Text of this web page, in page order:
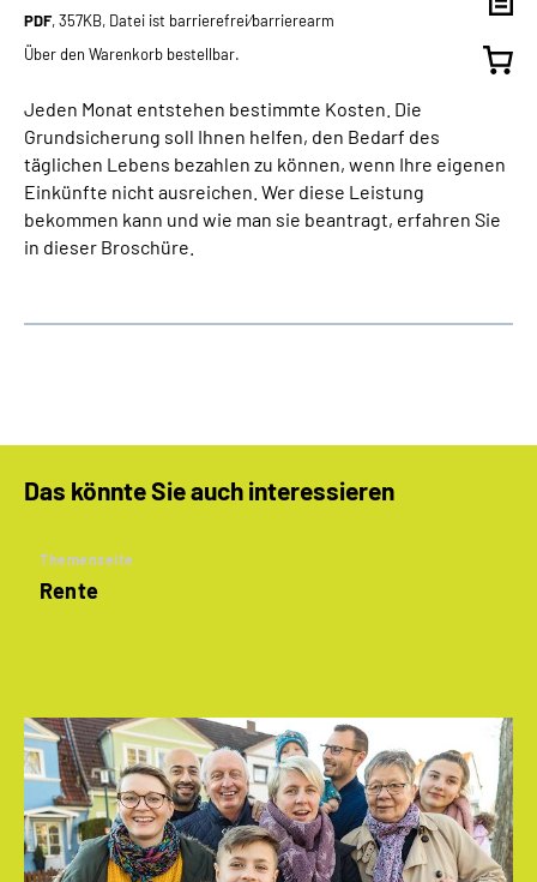
PDF, 357KB, Datei ist barrierefrei⁄barrierearm
Über den Warenkorb bestellbar.
Jeden Monat entstehen bestimmte Kosten. Die
Grundsicherung soll Ihnen helfen, den Bedarf des
täglichen Lebens bezahlen zu können, wenn Ihre eigenen
Einkünfte nicht ausreichen. Wer diese Leistung
bekommen kann und wie man sie beantragt, erfahren Sie
in dieser Broschüre.
Das könnte Sie auch interessieren
Themenseite
Rente